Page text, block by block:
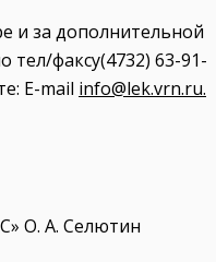
и за дополнительной
факсу(4732) 63-91-
Е-mail info@lek.vrn.ru.
О. А. Селютин